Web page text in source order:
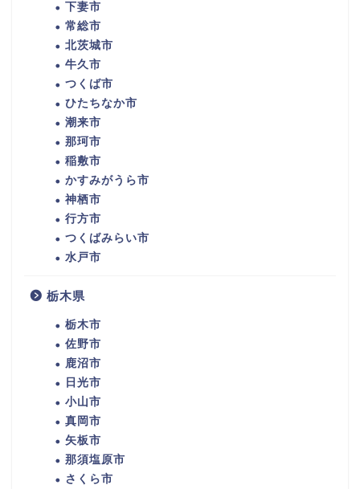
下妻市
常総市
北茨城市
牛久市
つくば市
ひたちなか市
潮来市
那珂市
稲敷市
かすみがうら市
神栖市
行方市
つくばみらい市
水戸市
栃木県
栃木市
佐野市
鹿沼市
日光市
小山市
真岡市
矢板市
那須塩原市
さくら市